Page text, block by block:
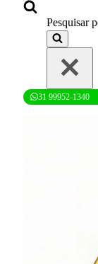
Pesquisar
31 99952-1340